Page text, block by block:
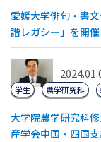
愛媛大学俳句・書
諧レガシー」を開
大学院農学研究科
産学会中国・四国
学生 農学研究科